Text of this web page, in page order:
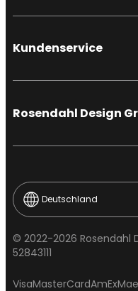
Kundenservice
Rosendahl Design
© 2022-2026 Rosendahl
52843111
VisaMasterCardAmEx
Deutschland